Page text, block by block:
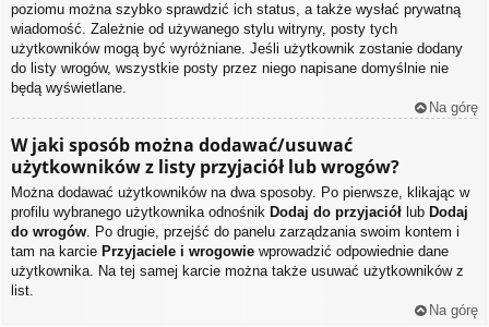
poziomu można szybko sprawdzić ich status, a także wysłać prywatną
wiadomość. Zależnie od używanego stylu witryny, posty tych
użytkowników mogą być wyróżniane. Jeśli użytkownik zostanie dodany
do listy wrogów, wszystkie posty przez niego napisane domyślnie nie
będą wyświetlane.
Na górę
W jaki sposób można dodawać/usuwać
użytkowników z listy przyjaciół lub wrogów?
Można dodawać użytkowników na dwa sposoby. Po pierwsze, klikając w
profilu wybranego użytkownika odnośnik Dodaj do przyjaciół lub Dodaj
do wrogów. Po drugie, przejść do panelu zarządzania swoim kontem i
tam na karcie Przyjaciele i wrogowie wprowadzić odpowiednie dane
użytkownika. Na tej samej karcie można także usuwać użytkowników z
list.
Na górę